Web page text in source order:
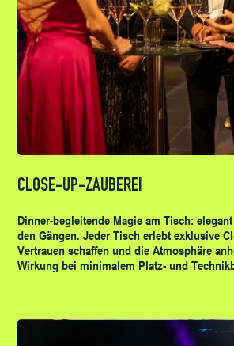
CLOSE-UP-ZAUBEREI
Dinner-begleitende Magie am Tisch:
den Gängen. Jeder Tisch erlebt exklusive
Vertrauen schaffen und die Atmosphäre
Wirkung bei minimalem Platz- und